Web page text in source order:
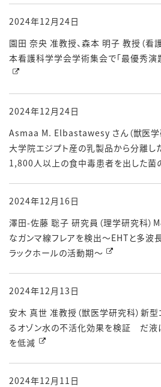
2024年12月24日
園田 奈央 准教授、森本 明子 教授（看
本看護科学学会学術集会で「最優秀演
2024年12月24日
Asmaa M. Elbastawesy さん（獣医学
大学院エジプト産の乳製品から分離し
1,800人以上の食中毒患者を出した菌
2024年12月16日
澤田-佐藤 聡子 研究員（理学研究科）
なガンマ線フレアを検出〜EHTと多波
ラックホールの活動期〜
2024年12月13日
安木 真世 准教授（獣医学研究科）新
るオゾン水の不活化効果を検証 だ液
を低減
2024年12月11日